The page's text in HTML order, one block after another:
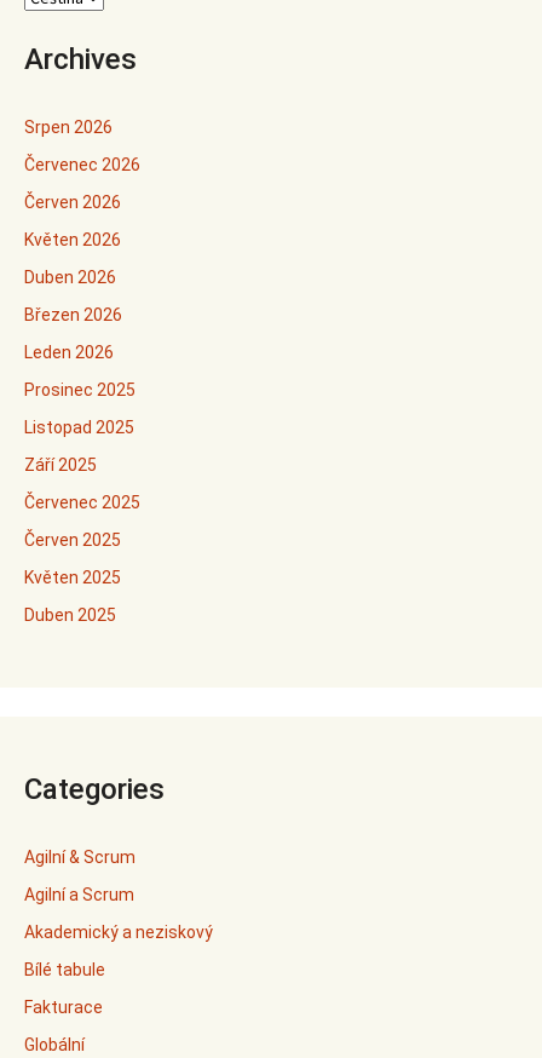
Archives
Srpen 2026
Červenec 2026
Červen 2026
Květen 2026
Duben 2026
Březen 2026
Leden 2026
Prosinec 2025
Listopad 2025
Září 2025
Červenec 2025
Červen 2025
Květen 2025
Duben 2025
Categories
Agilní & Scrum
Agilní a Scrum
Akademický a neziskový
Bílé tabule
Fakturace
Globální